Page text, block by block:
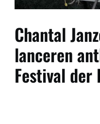
Chantal
lanceren
Festival der